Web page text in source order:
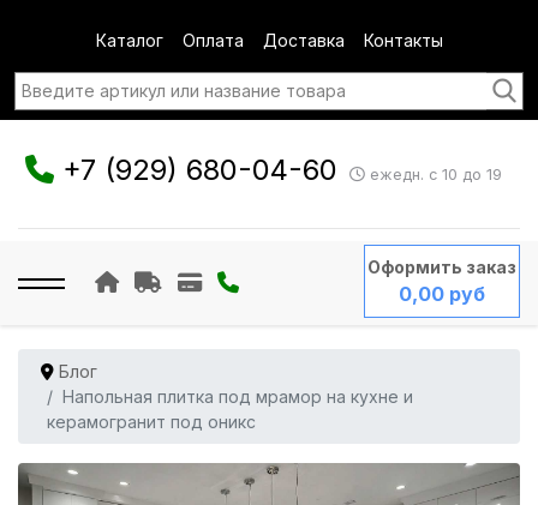
Каталог Оплата Доставка Контакты
+7 (929) 680-04-60 ежедн. с 10 до 19
Оформить заказ
0,00 руб
Блог
Напольная плитка под мрамор на кухне и
керамогранит под оникс